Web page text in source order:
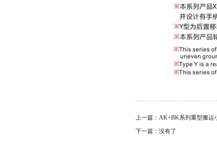
上一篇： AK+BK系列重型搬运
下一篇：没有了